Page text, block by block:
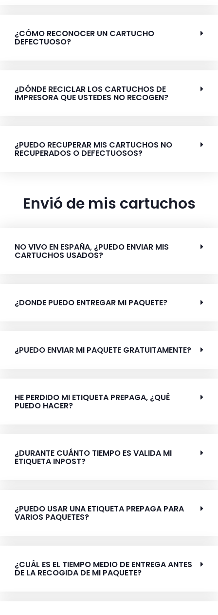
¿CÓMO RECONOCER UN CARTUCHO
DEFECTUOSO?
¿DÓNDE RECICLAR LOS CARTUCHOS DE
IMPRESORA QUE USTEDES NO RECOGEN?
¿PUEDO RECUPERAR MIS CARTUCHOS NO
RECUPERADOS O DEFECTUOSOS?
Envió de mis cartuchos
NO VIVO EN ESPAÑA, ¿PUEDO ENVIAR MIS
CARTUCHOS USADOS?
¿DONDE PUEDO ENTREGAR MI PAQUETE?
¿PUEDO ENVIAR MI PAQUETE GRATUITAMENTE?
HE PERDIDO MI ETIQUETA PREPAGA, ¿QUÉ
PUEDO HACER?
¿DURANTE CUÁNTO TIEMPO ES VALIDA MI
ETIQUETA INPOST?
¿PUEDO USAR UNA ETIQUETA PREPAGA PARA
VARIOS PAQUETES?
¿CUÁL ES EL TIEMPO MEDIO DE ENTREGA ANTES
DE LA RECOGIDA DE MI PAQUETE?